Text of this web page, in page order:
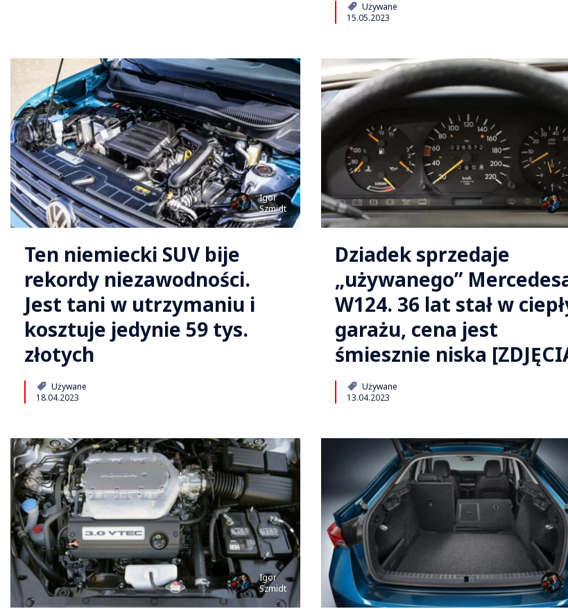
Używane
15.05.2023
Igor
Szmidt
Ten niemiecki SUV bije
rekordy niezawodności.
Jest tani w utrzymaniu i
kosztuje jedynie 59 tys.
złotych
Używane
18.04.2023
Dziadek sprzedaje
„używanego”
W124. 36 lat stał w
garażu, cena jest
śmiesznie niska
Używane
13.04.2023
Igor
Szmidt